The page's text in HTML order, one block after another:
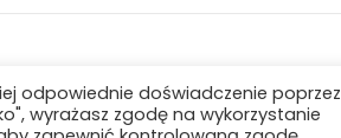
odpowiednie doświadczenie poprzez
wyrażasz zgodę na wykorzystanie